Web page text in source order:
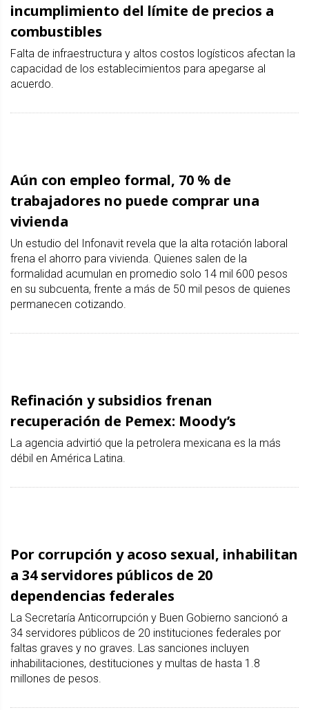
incumplimiento del límite de precios a
combustibles
Falta de infraestructura y altos costos logísticos afectan la
capacidad de los establecimientos para apegarse al
acuerdo.
Aún con empleo formal, 70 % de
trabajadores no puede comprar una
vivienda
Un estudio del Infonavit revela que la alta rotación laboral
frena el ahorro para vivienda. Quienes salen de la
formalidad acumulan en promedio solo 14 mil 600 pesos
en su subcuenta, frente a más de 50 mil pesos de quienes
permanecen cotizando.
Refinación y subsidios frenan
recuperación de Pemex: Moody’s
La agencia advirtió que la petrolera mexicana es la más
débil en América Latina.
Por corrupción y acoso sexual, inhabilitan
a 34 servidores públicos de 20
dependencias federales
La Secretaría Anticorrupción y Buen Gobierno sancionó a
34 servidores públicos de 20 instituciones federales por
faltas graves y no graves. Las sanciones incluyen
inhabilitaciones, destituciones y multas de hasta 1.8
millones de pesos.